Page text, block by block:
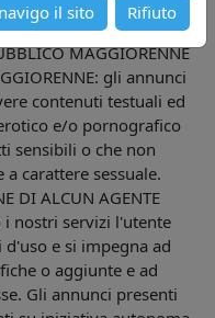
il sito Rifiuto
QUESTO SITO sono
MAGGIORENNE
gli annunci
contenuti testuali ed
e/o pornografico
sensibili o che non
carattere sessuale.
DI ALCUN AGENTE
i nostri servizi l'utente
e si impegna ad
o aggiunte e ad
Gli annunci presenti